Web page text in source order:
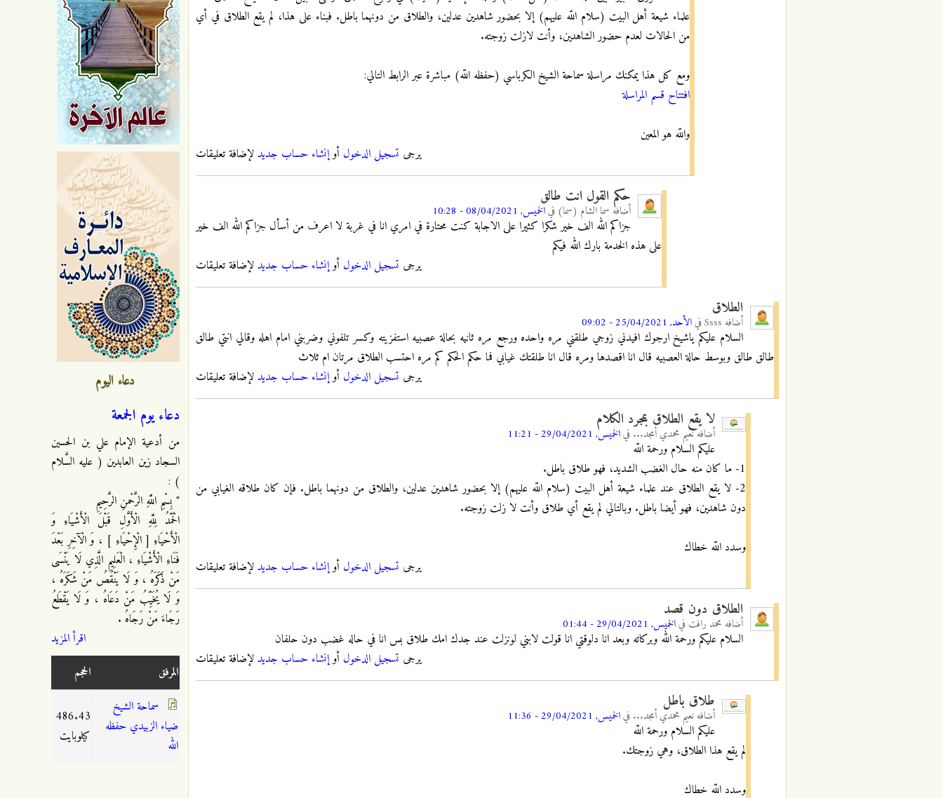
علماء شيعة أهل البيت (سلام اللّه عليهم) إلا بحضور شاهدين عدلين، والطلاق من دونهما باطل. فبناء على هذا، لم يقع الطلاق في أي
من الحالات لعدم حضور الشاهدين، وأنت لازلت زوجته.
ومع كل هذا يمكنك مراسلة سماحة الشيخ الكرباسي (حفظه اللّه) مباشرة عبر الرابط التالي:
افتتاح قسم المراسلة
واللّه هو المعين
يرجى تسجيل الدخول أوإنشاء حساب جديد لإضافة تعليقات
حكم القول انت طالق
أضافه سما الشام (سما) فيالخميس, 08/04/2021 - 10:28
جزاكم الله الف خير شكرا كثيرا على الاجابة كنت محتارة في امري انا في غربة لا اعرف من أسأل جزاكم الله الف خير
على هذه الخدمة بارك الله فيكم
يرجى تسجيل الدخول أوإنشاء حساب جديد لإضافة تعليقات
الطلاق
أضافه Ssssفيالأحد, 25/04/2021 - 09:02
السلام عليكم ياشيخ ارجوك افيدني زوجي طلقني مره واحده ورجع مره ثانيه بحالة عصبيه استفزيته وكسر تلفوني وضربني امام اهله وقالي انتي طالق
طالق طالق وبوسط حالة العصبيه قال انا اقصدها ومره قال انا طلقتك غيابي فما حكم الحكم كم مره احتسب الطلاق مرتان ام ثلاث
يرجى تسجيل الدخول أوإنشاء حساب جديد لإضافة تعليقات
لا يقع الطلاق بمجرد الكلام
أضافهنعيم محمدي أمجد... فيالخميس, 29/04/2021 - 11:21
عليكم السلام ورحمة اللّه
1- ما كان منه حال الغضب الشديد، فهو طلاق باطل.
2- لا يقع الطلاق عند علماء شيعة أهل البيت (سلام اللّه عليهم) إلا بحضور شاهدين عدلين، والطلاق من دونهما باطل. فإن كان طلاقه الغيابي من
دون شاهدين، فهو أيضا باطل. وبالتالي لم يقع أي طلاق وأنت لا زلت زوجته.
وسدد اللّه خطاك
يرجى تسجيل الدخول أوإنشاء حساب جديد لإضافة تعليقات
الطلاق دون قصد
أضافه محمد رافت فيالخميس, 29/04/2021 - 01:44
السلام عليكم ورحمة الله وبركاته وبعد انا دلوقتي انا قولت لابني لونزلت عند جدك امك طلاق بس انا في حاله غضب دون حلفان
يرجى تسجيل الدخول أوإنشاء حساب جديد لإضافة تعليقات
طلاق باطل
أضافه نعيم محمدي أمجد... فيالخميس, 29/04/2021 - 11:36
عليكم السلام ورحمة اللّه
لم يقع هذا الطلاق، وهي زوجتك.
وسدد اللّه خطاك
دعاء اليوم
دعاء يوم الجمعة
من أدعية الإمام علي بن الحسين
السجاد زين العابدين ( عليه السَّلام
) :
" بِسْمِ اللَّهِ الرَّحْمنِ الرَّحِيمِ
الْحَمْدُ لِلَّهِ الْأَوَّلِ قَبْلَ الْأَشْيَاءِ وَ
الْأَحْيَاءِ [ الْإِحْيَاءِ ] ، وَ الْآخِرِ بَعْدَ
فَنَاءِ الْأَشْيَاءِ ، الْعَلِيمِ الَّذِي لَا يَنْسَى
مَنْ ذَكَرَهُ ، وَ لَا يَنْقُصُ مَنْ شَكَرَهُ ،
وَ لَا يُخَيِّبُ مَنْ دَعَاهُ ، وَ لَا يَقْطَعُ
رَجَاءَ مَنْ رَجَاهُ .
اقرأ المزيد
المرفق
الحجم
سماحة الشيخ
ضياء الزبيدي حفظه
الله
486.43
كيلوبايت